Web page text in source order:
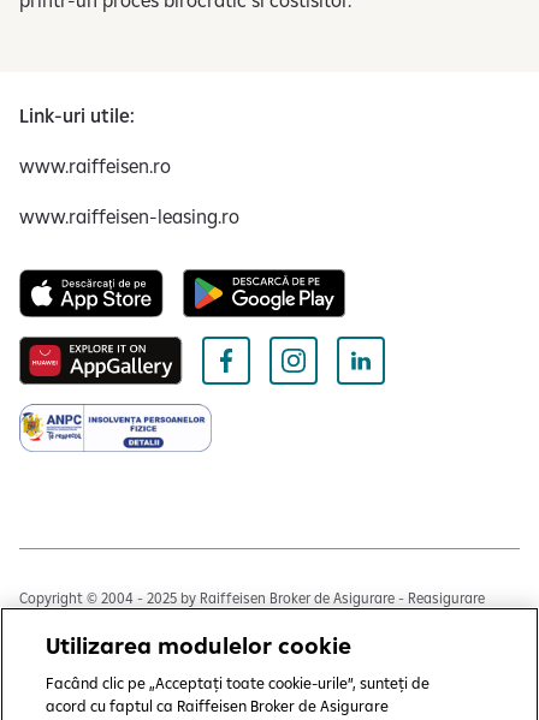
Link-uri utile:
www.raiffeisen.ro
www.raiffeisen-leasing.ro
Copyright © 2004 - 2025 by Raiffeisen Broker de Asigurare - Reasigurare
Termeni și condiții
Politică de utilizare cookies
Utilizarea modulelor cookie
Facând clic pe „Acceptați toate cookie-urile”, sunteți de
acord cu faptul ca Raiffeisen Broker de Asigurare